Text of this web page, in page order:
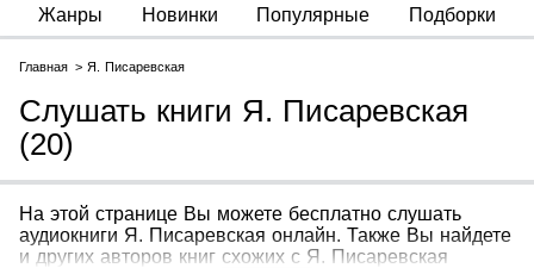
Жанры Новинки Популярные Подборки
Главная Я. Писаревская
Слушать книги Я. Писаревская
(20)
На этой странице Вы можете бесплатно слушать
аудиокниги Я. Писаревская онлайн. Также Вы найдете
и других авторов книг схожих с Я. Писаревская